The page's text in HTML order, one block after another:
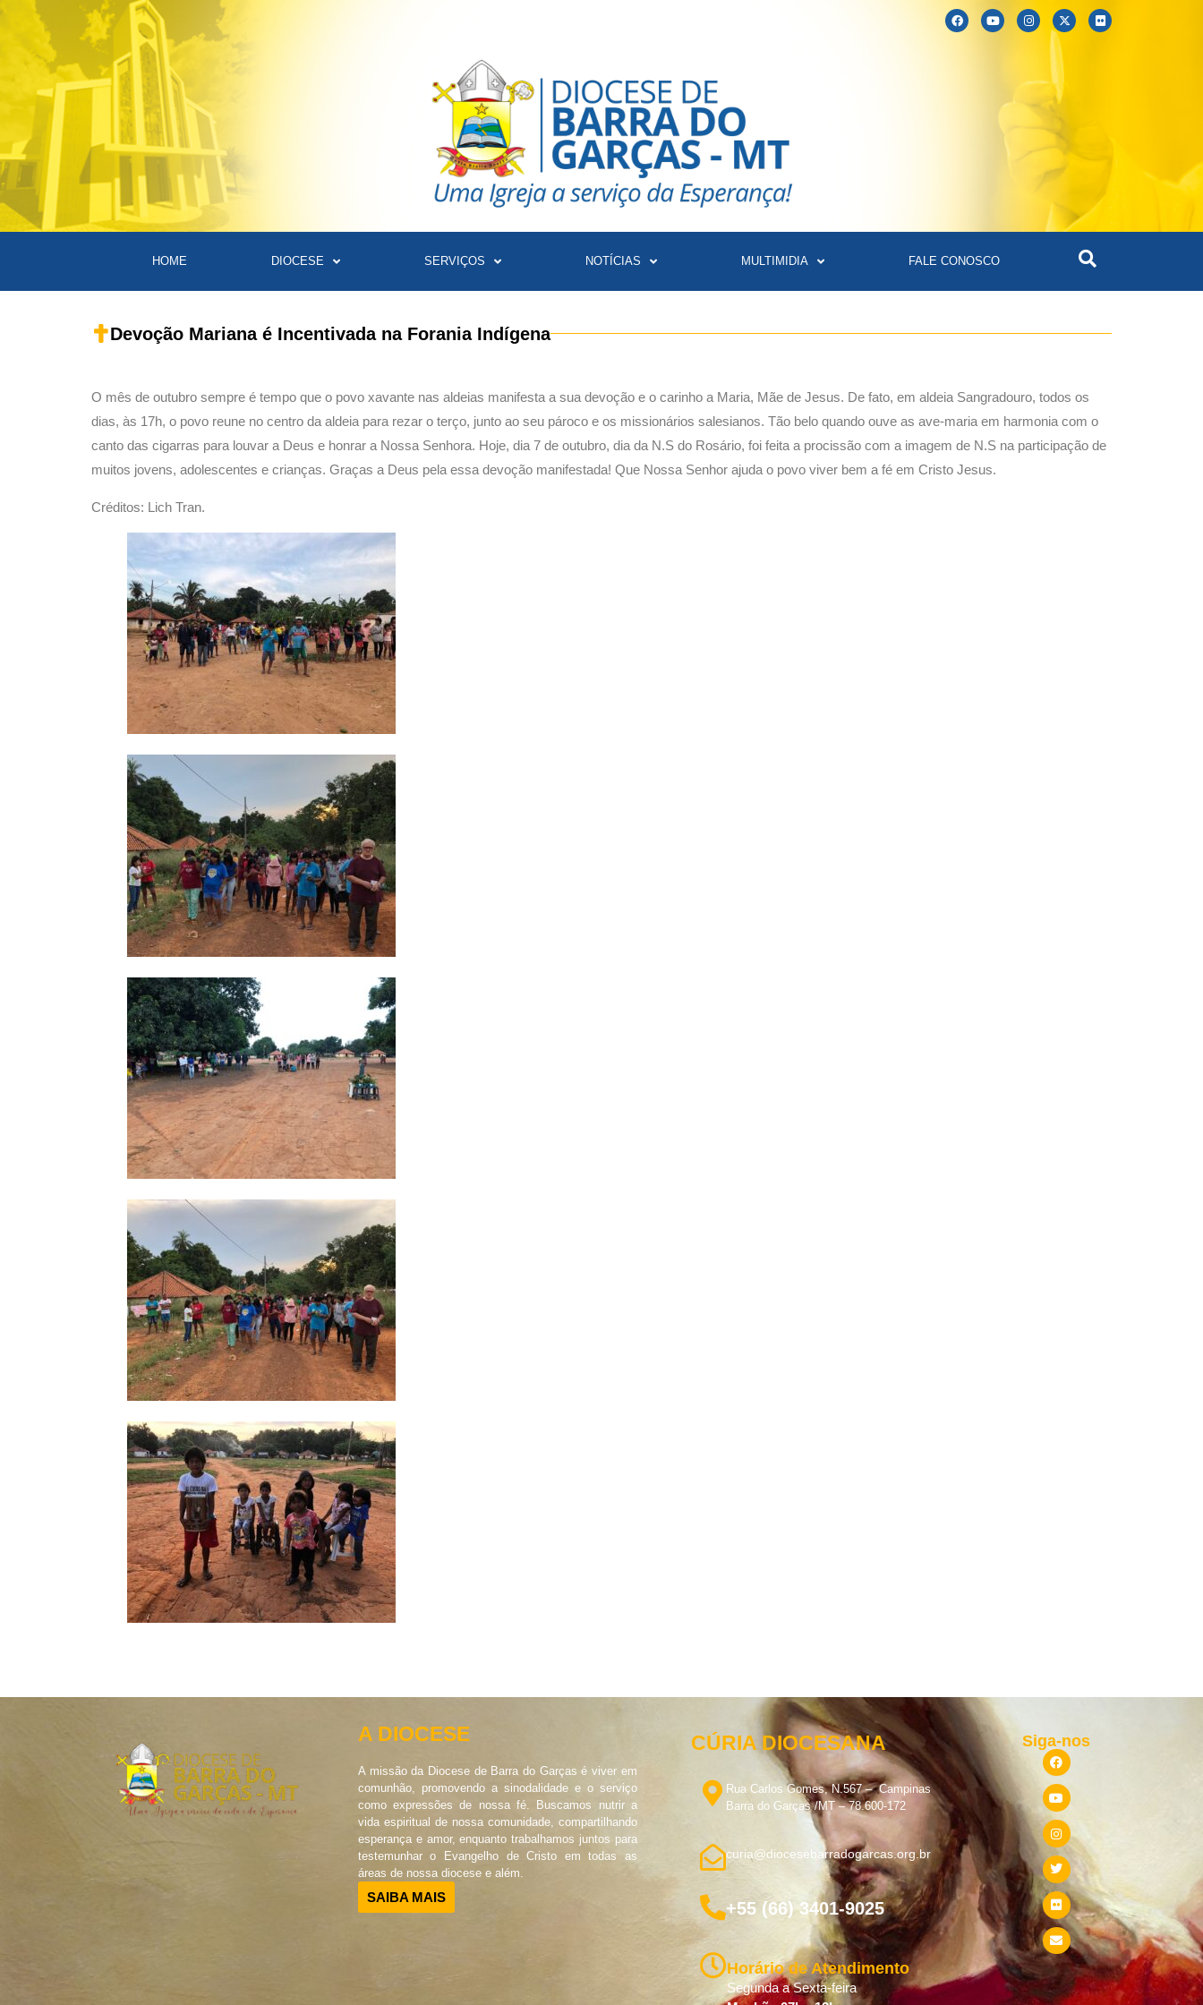
HOME DIOCESE SERVIÇOS NOTÍCIAS MULTIMIDIA FALE CONOSCO
Devoção Mariana é Incentivada na Forania Indígena
O mês de outubro sempre é tempo que o povo xavante nas aldeias manifesta a sua devoção e o carinho a Maria, Mãe de Jesus. De fato, em aldeia Sangradouro, todos os
dias, às 17h, o povo reune no centro da aldeia para rezar o terço, junto ao seu pároco e os missionários salesianos. Tão belo quando ouve as ave-maria em harmonia com o
canto das cigarras para louvar a Deus e honrar a Nossa Senhora. Hoje, dia 7 de outubro, dia da N.S do Rosário, foi feita a procissão com a imagem de N.S na participação de
muitos jovens, adolescentes e crianças. Graças a Deus pela essa devoção manifestada! Que Nossa Senhor ajuda o povo viver bem a fé em Cristo Jesus.
Créditos: Lich Tran.
A DIOCESE
A missão da Diocese de Barra do Garças é viver em
comunhão, promovendo a sinodalidade e o serviço
como expressões de nossa fé. Buscamos nutrir a
vida espiritual de nossa comunidade, compartilhando
esperança e amor, enquanto trabalhamos juntos para
testemunhar o Evangelho de Cristo em todas as
áreas de nossa diocese e além.
SAIBA MAIS
CÚRIA DIOCESANA
Rua Carlos Gomes, N.567 – Campinas
Barra do Garças /MT – 78.600-172
curia@diocesebarradogarcas.org.br
+55 (66) 3401-9025
Horário de Atendimento
Segunda a Sexta-feira
Siga-nos